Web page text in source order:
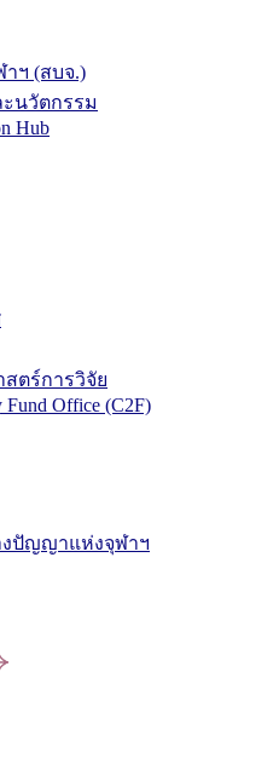
ฯ (สบจ.)
นวัตกรรม
Hub
ตร์การวิจัย
Fund Office (C2F)
ปัญญาแห่งจุฬาฯ